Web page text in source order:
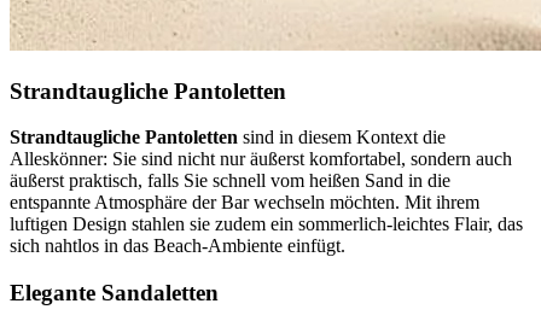
Strandtaugliche Pantoletten
Strandtaugliche Pantoletten sind in diesem Kontext die
Alleskönner: Sie sind nicht nur äußerst komfortabel, sondern auch
äußerst praktisch, falls Sie schnell vom heißen Sand in die
entspannte Atmosphäre der Bar wechseln möchten. Mit ihrem
luftigen Design stahlen sie zudem ein sommerlich-leichtes Flair, das
sich nahtlos in das Beach-Ambiente einfügt.
Elegante Sandaletten